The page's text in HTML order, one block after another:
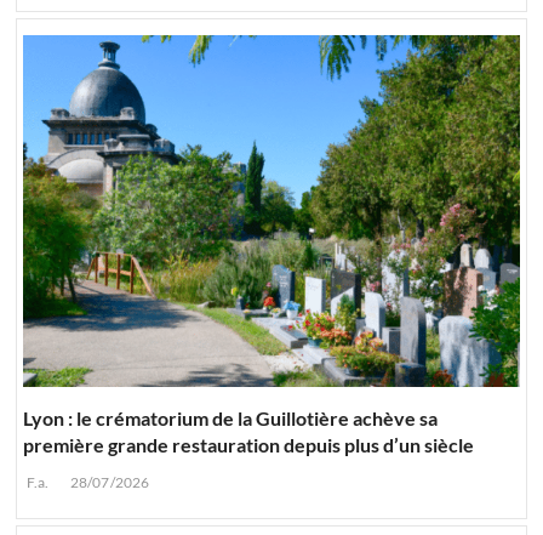
Lyon : le crématorium de la Guillotière achève sa
première grande restauration depuis plus d’un siècle
F.a. 28/07/2026